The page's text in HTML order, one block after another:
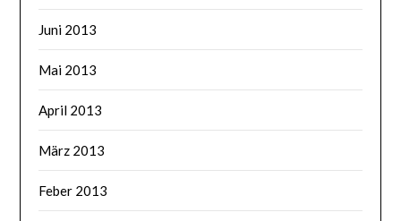
Juni 2013
Mai 2013
April 2013
März 2013
Feber 2013